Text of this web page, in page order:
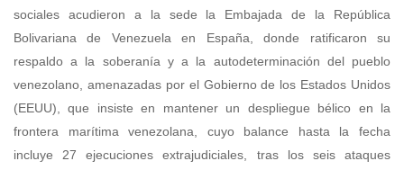
sociales acudieron a la sede la Embajada de la República
Bolivariana de Venezuela en España, donde ratificaron su
respaldo a la soberanía y a la autodeterminación del pueblo
venezolano, amenazadas por el Gobierno de los Estados Unidos
(EEUU), que insiste en mantener un despliegue bélico en la
frontera marítima venezolana, cuyo balance hasta la fecha
incluye 27 ejecuciones extrajudiciales, tras los seis ataques